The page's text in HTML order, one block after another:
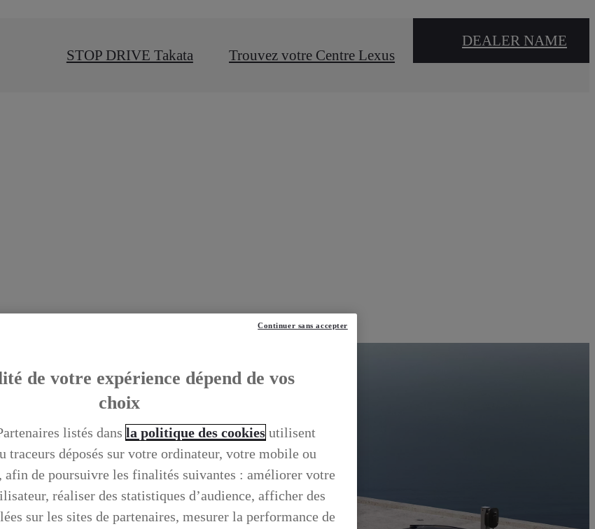
STOP DRIVE Takata Trouvez votre Centre Lexus
DEALER NAME
de votre expérience dépend de vos
choix
listés dans la politique des cookies utilisent
traceurs déposés sur votre ordinateur, votre mobile ou
afin de poursuivre les finalités suivantes : améliorer votre
réaliser des statistiques d’audience, afficher des
sur les sites de partenaires, mesurer la performance de
Continuer sans accepter